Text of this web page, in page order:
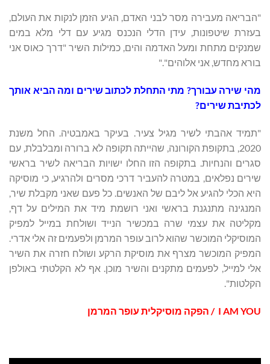
"הבריאה מעבירה מסר לבני האדם, הגיע הזמן לנקות את העולם,
בעזרת שיטפונות, עידן הדלי הנכנס מגיע עם דלי מלא במים
שמנקים מתחת ומעל האדמה והים, כמילות השיר "דרך כאוס אני
בורא מחדש, אני אלוהים"."
מהי שירה עבורך? מתי התחלת לכתוב שירים ומה הביא אותך
לכתיבת שירים?
"תמיד אהבתי לשיר מגיל צעיר. בעיקר באמבטיה. החל משנת
2020, בתקופת הקורונה, שהייתה תקופה לא ברורה ומבלבלת, עם
סגרים והנחיות. בתקופה הזו החלו ישויות הבריאה לשיר בראשי
שירים נפלאים, במטרה להעביר דרכי מסרים ולהרגיע, כי מוסיקה
היא הכלי להגיע אל ליבם של האנשים. כל פעם שאני מקבלת שיר,
המנגינה מתנגנת בראשי ואני רושמת מיד את המילים על דף,
מקליטה את עצמי שרה במכשיר הנייד ושולחת במייל למפיק
המוסיקלי המוכשר שהוא לרוב עופר המרמן ולפעמים זה אלי אדרי.
המפיק המוכשר מצרף את מוסיקת הרקע ושולח חזרה את השיר
אלי למייל, לפעמים מתקנים והשיר מוכן. אף לא הקלטתי באולפן
הקלטות".
I AM YOU / הפקה מוסיקלית עופר המרמן